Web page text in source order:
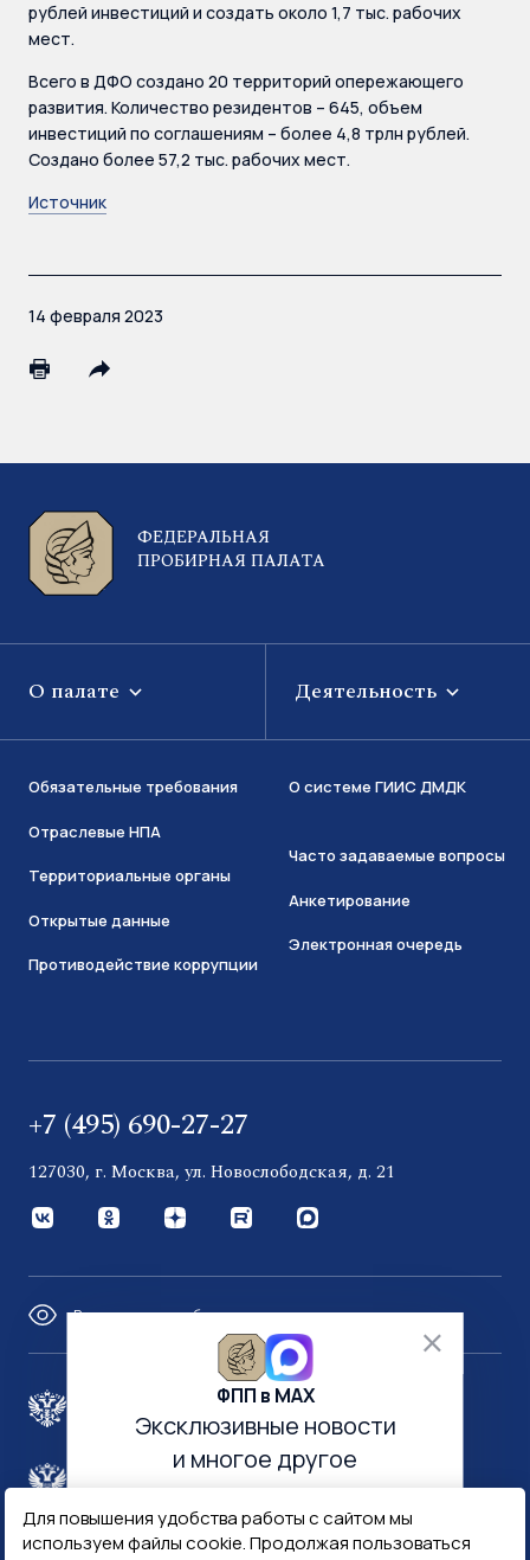
Для повышения удобства работы с сайтом мы
используем файлы cookie. Продолжая пользоваться
рублей инвестиций и создать около 1,7 тыс. рабочих
мест.
Всего в ДФО создано 20 территорий опережающего
развития. Количество резидентов – 645, объем
инвестиций по соглашениям – более 4,8 трлн рублей.
Создано более 57,2 тыс. рабочих мест.
Источник
14 февраля 2023
ФЕДЕРАЛЬНАЯ
ПРОБИРНАЯ ПАЛАТА
О палате Деятельность
Обязательные требования
Отраслевые НПА
Территориальные органы
Открытые данные
Противодействие коррупции
О системе ГИИС ДМДК
Часто задаваемые вопросы
Анкетирование
Электронная очередь
+7 (495) 690-27-27
127030, г. Москва, ул. Новослободская, д. 21
Версия для слабовидящих
Правительство России
ФПП в МАХ
Эксклюзивные новости
и многое другое